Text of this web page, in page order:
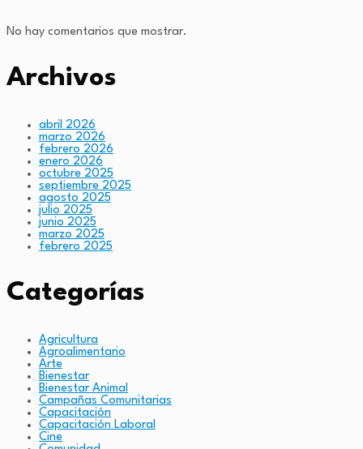
No hay comentarios que mostrar.
Archivos
abril 2026
marzo 2026
febrero 2026
enero 2026
octubre 2025
septiembre 2025
agosto 2025
julio 2025
junio 2025
marzo 2025
febrero 2025
Categorías
Agricultura
Agroalimentario
Arte
Bienestar
Bienestar Animal
Campañas Comunitarias
Capacitación
Capacitación Laboral
Cine